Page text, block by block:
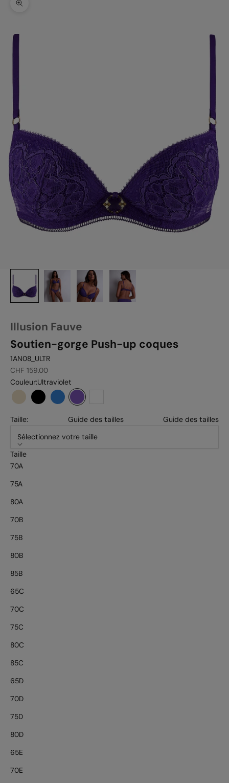
Zoomer sur l'image
Illusion Fauve
Soutien-gorge Push-up coques
1AN08_ULTR
Prix de vente
CHF 159.00
Couleur:Ultraviolet
Thé Blanc
Black Bleu crépuscule
Ultraviolet
Taille:
Guide des tailles
Guide des tailles
Sélectionnez votre taille
Taille
70A
75A
80A
70B
75B
80B
85B
65C
70C
75C
80C
85C
65D
70D
75D
80D
65E
70E